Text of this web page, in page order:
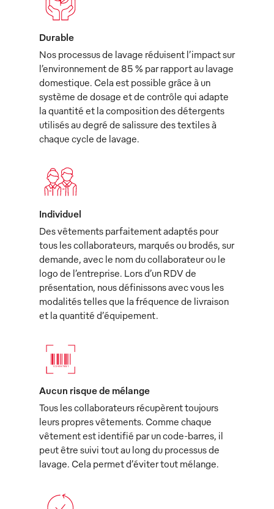
Durable
Nos processus de lavage réduisent l’impact sur
l’environnement de 85 % par rapport au lavage
domestique. Cela est possible grâce à un
système de dosage et de contrôle qui adapte
la quantité et la composition des détergents
utilisés au degré de salissure des textiles à
chaque cycle de lavage.
Individuel
Des vêtements parfaitement adaptés pour
tous les collaborateurs, marqués ou brodés, sur
demande, avec le nom du collaborateur ou le
logo de l’entreprise. Lors d’un RDV de
présentation, nous définissons avec vous les
modalités telles que la fréquence de livraison
et la quantité d’équipement.
Aucun risque de mélange
Tous les collaborateurs récupèrent toujours
leurs propres vêtements. Comme chaque
vêtement est identifié par un code-barres, il
peut être suivi tout au long du processus de
lavage. Cela permet d’éviter tout mélange.